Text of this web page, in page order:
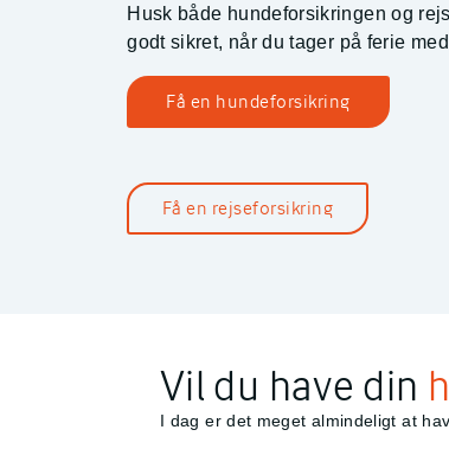
Husk både hundeforsikringen og
godt sikret, når du tager på ferie
Få en hundeforsikring
Få en rejseforsikring
Vil du have din
I dag er det meget almindeligt at